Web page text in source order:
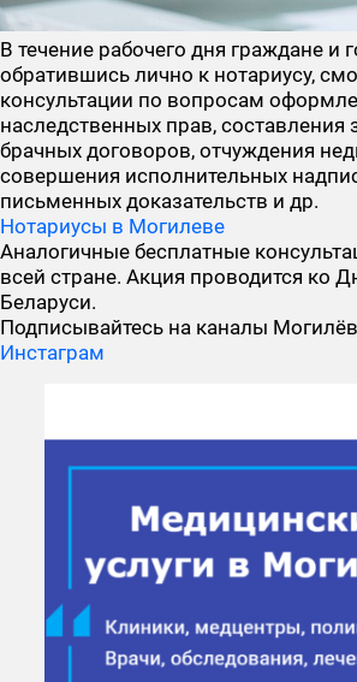
В течение рабочего дня граждане и
обратившись лично к нотариусу,
консультации по вопросам
наследственных прав, составления
брачных договоров, отчуждения
совершения исполнительных
письменных доказательств и др.
Нотариусы в Могилеве
Аналогичные бесплатные
всей стране. Акция проводится ко
Беларуси.
Подписывайтесь на каналы
Инстаграм